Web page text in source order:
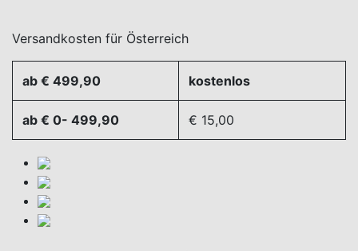
Versandkosten für Österreich
ab € 499,90 kostenlos
ab € 0- 499,90 € 15,00